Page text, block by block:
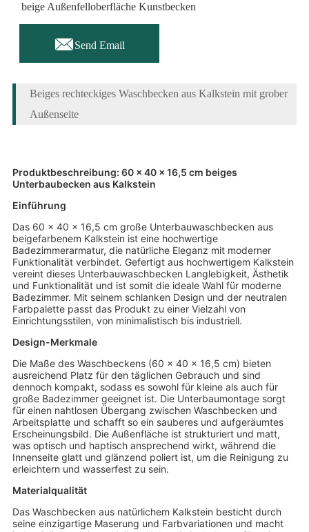
beige Außenfelloberfläche Kunstbecken
Send Email
Beiges rechteckiges Waschbecken aus Kalkstein mit grober
Außenseite
Produktbeschreibung: 60 x 40 x 16,5 cm beiges
Unterbaubecken aus Kalkstein
Einführung
Das 60 x 40 x 16,5 cm große Unterbauwaschbecken aus
beigefarbenem Kalkstein ist eine hochwertige
Badezimmerarmatur, die natürliche Eleganz mit moderner
Funktionalität verbindet. Gefertigt aus hochwertigem Kalkstein
vereint dieses Unterbauwaschbecken Langlebigkeit, Ästhetik
und Funktionalität und ist somit die ideale Wahl für moderne
Badezimmer. Mit seinem schlanken Design und der neutralen
Farbpalette passt das Produkt zu einer Vielzahl von
Einrichtungsstilen, von minimalistisch bis industriell.
Design-Merkmale
Die Maße des Waschbeckens (60 x 40 x 16,5 cm) bieten
ausreichend Platz für den täglichen Gebrauch und sind
dennoch kompakt, sodass es sowohl für kleine als auch für
große Badezimmer geeignet ist. Die Unterbaumontage sorgt
für einen nahtlosen Übergang zwischen Waschbecken und
Arbeitsplatte und schafft so ein sauberes und aufgeräumtes
Erscheinungsbild. Die Außenfläche ist strukturiert und matt,
was optisch und haptisch ansprechend wirkt, während die
Innenseite glatt und glänzend poliert ist, um die Reinigung zu
erleichtern und wasserfest zu sein.
Materialqualität
Das Waschbecken aus natürlichem Kalkstein besticht durch
seine einzigartige Maserung und Farbvariationen und macht